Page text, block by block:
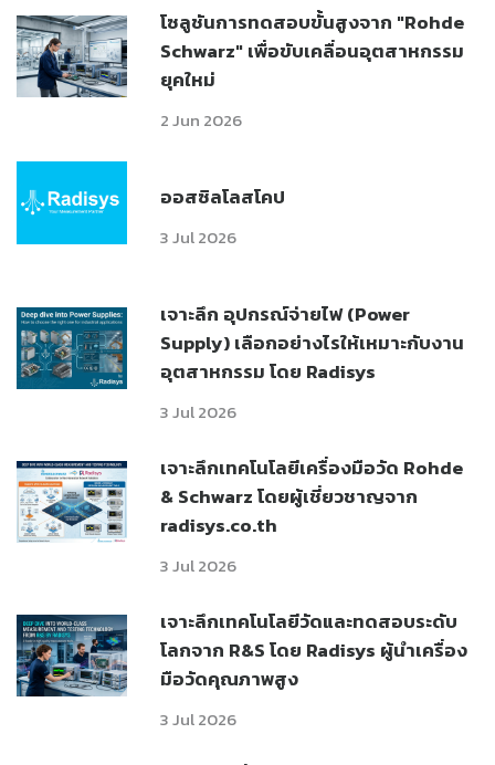
โซลูชันการทดสอบขั้นสูงจาก "Rohde
Schwarz" เพื่อขับเคลื่อนอุตสาหกรรม
ยุคใหม่
2 Jun 2026
ออสซิลโลสโคป
3 Jul 2026
เจาะลึก อุปกรณ์จ่ายไฟ (Power
Supply) เลือกอย่างไรให้เหมาะกับงาน
อุตสาหกรรม โดย Radisys
3 Jul 2026
เจาะลึกเทคโนโลยีเครื่องมือวัด Rohde
& Schwarz โดยผู้เชี่ยวชาญจาก
radisys.co.th
3 Jul 2026
เจาะลึกเทคโนโลยีวัดและทดสอบระดับ
โลกจาก R&S โดย Radisys ผู้นำเครื่อง
มือวัดคุณภาพสูง
3 Jul 2026